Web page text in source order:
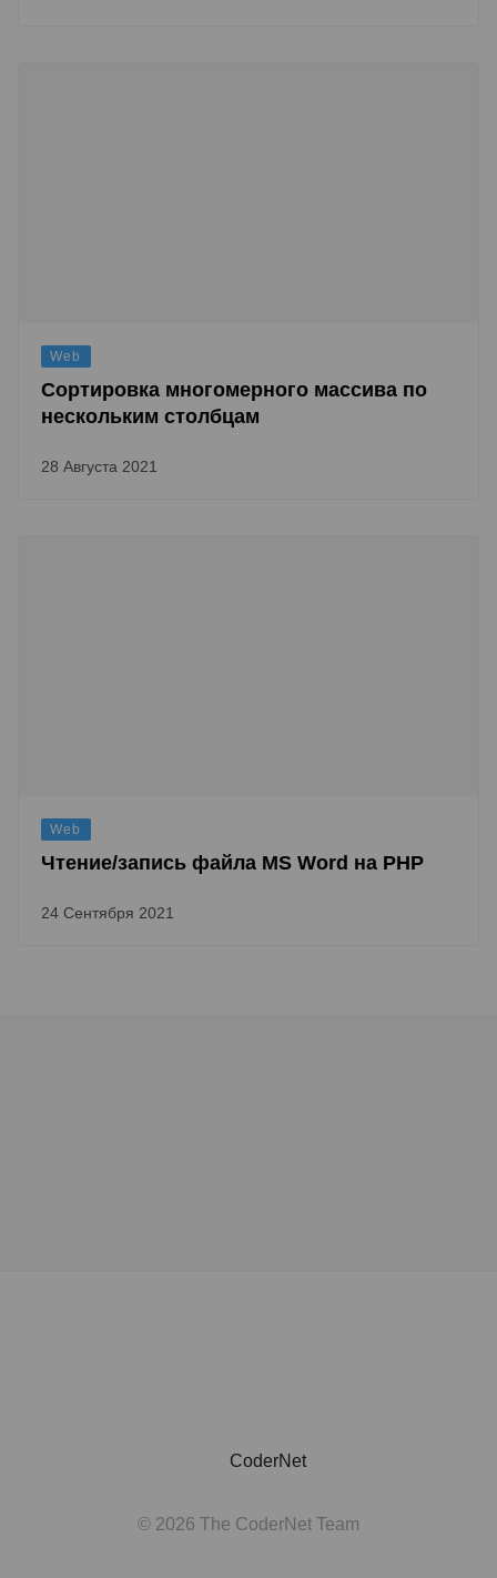
Web
Сортировка многомерного массива по
нескольким столбцам
28 Августа 2021
Web
Чтение/запись файла MS Word на PHP
24 Сентября 2021
CoderNet
© 2026 The CoderNet Team